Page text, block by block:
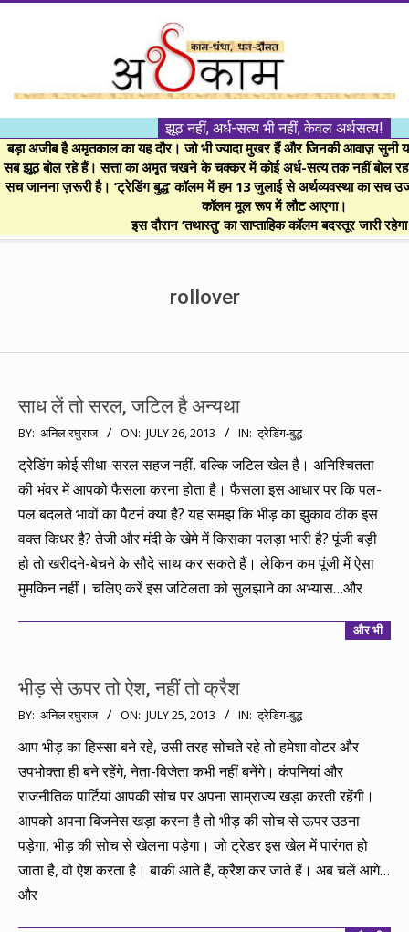
।।
अर्थकाम।।
BE
FINANCIALLY
झूठ नहीं, अर्ध-सत्य भी नहीं, केवल अर्थसत्य!
बड़ा अजीब है अमृतकाल का यह दौर। जो भी ज्यादा मुखर हैं और जिनकी आवाज़ सुनी
सब झूठ बोल रहे हैं। सत्ता का अमृत चखने के चक्कर में कोई अर्ध-सत्य तक नहीं बोल
सच जानना ज़रूरी है। ‘ट्रेडिंग बुद्ध’ कॉलम में हम 13 जुलाई से अर्थव्यवस्था का सच
कॉलम मूल रूप में लौट आएगा।
इस दौरान ‘तथास्तु’ का साप्ताहिक कॉलम बदस्तूर जारी
rollover
साध लें तो सरल, जटिल है अन्यथा
2013-
07-
26
BY: अनिल रघुराज ON: JULY 26, 2013 IN: ट्रेडिंग-बुद्ध
ट्रेडिंग कोई सीधा-सरल सहज नहीं, बल्कि जटिल खेल है। अनिश्चितता
की भंवर में आपको फैसला करना होता है। फैसला इस आधार पर कि पल-
पल बदलते भावों का पैटर्न क्या है? यह समझ कि भीड़ का झुकाव ठीक इस
वक्त किधर है? तेजी और मंदी के खेमे में किसका पलड़ा भारी है? पूंजी बड़ी
हो तो खरीदने-बेचने के सौदे साथ कर सकते हैं। लेकिन कम पूंजी में ऐसा
मुमकिन नहीं। चलिए करें इस जटिलता को सुलझाने का अभ्यास…और
और भी
भीड़ से ऊपर तो ऐश, नहीं तो क्रैश
2013-
BY: अनिल रघुराज ON: JULY 25, 2013 IN: ट्रेडिंग-बुद्ध
आप भीड़ का हिस्सा बने रहे, उसी तरह सोचते रहे तो हमेशा वोटर और
उपभोक्ता ही बने रहेंगे, नेता-विजेता कभी नहीं बनेंगे। कंपनियां और
राजनीतिक पार्टियां आपकी सोच पर अपना साम्राज्य खड़ा करती रहेंगी।
आपको अपना बिजनेस खड़ा करना है तो भीड़ की सोच से ऊपर उठना
पड़ेगा, भीड़ की सोच से खेलना पड़ेगा। जो ट्रेडर इस खेल में पारंगत हो
जाता है, वो ऐश करता है। बाकी आते हैं, क्रैश कर जाते हैं। अब चलें आगे…
और